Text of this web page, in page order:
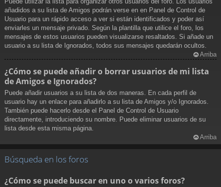
añadidos a su lista de Amigos podrán verse en en Panel de Control de
Usuario para un rápido acceso a ver si están identificados y poder así
enviarles un mensaje privado. Según la plantilla que utilice el foro, los
mensajes de estos usuarios pueden visualizarse resaltados. Si añade un
usuario a su lista de Ignorados, todos sus mensajes quedarán ocultos.
Arriba
¿Cómo se puede añadir o borrar usuarios de mi lista
de Amigos e Ignorados?
Puede añadir usuarios a su lista de dos maneras. En cada perfil de
usuario hay un enlace para añadirlo a su lista de Amigos y/o Ignorados.
También puede hacerlo desde el Panel de Control de Usuario
directamente, introduciendo su nombre. Puede eliminar usuarios de su
lista desde esta misma página.
Arriba
Búsqueda en los foros
¿Cómo se puede buscar en uno o varios foros?